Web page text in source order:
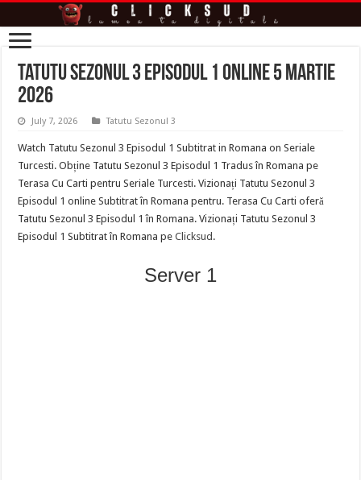
Tatutu Sezonul 3 Episodul 1 online 5 martie
2026
July 7, 2026 Tatutu Sezonul 3
Watch Tatutu Sezonul 3 Episodul 1 Subtitrat in Romana on Seriale
Turcesti. Obține Tatutu Sezonul 3 Episodul 1 Tradus în Romana pe
Terasa Cu Carti pentru Seriale Turcesti. Vizionați Tatutu Sezonul 3
Episodul 1 online Subtitrat în Romana pentru. Terasa Cu Carti oferă
Tatutu Sezonul 3 Episodul 1 în Romana. Vizionați Tatutu Sezonul 3
Episodul 1 Subtitrat în Romana peClicksud .
Server 1